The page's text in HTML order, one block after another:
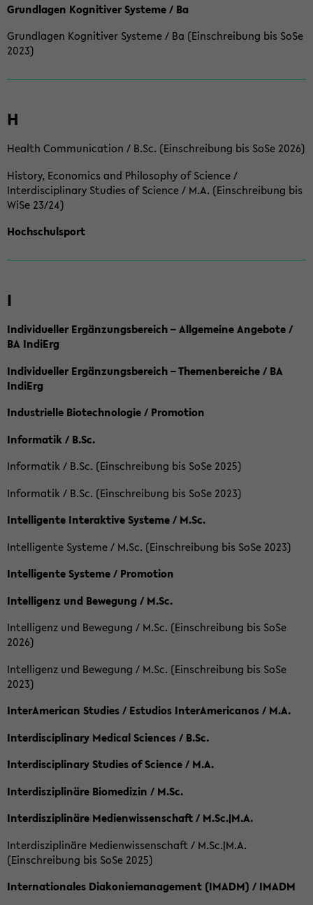
Grundlagen Kognitiver Systeme / Ba
Grundlagen Kognitiver Systeme / Ba (Einschreibung bis SoSe
2023)
H
Health Communication / B.Sc. (Einschreibung bis SoSe 2026)
History, Economics and Philosophy of Science /
Interdisciplinary Studies of Science / M.A. (Einschreibung bis
WiSe 23/24)
Hochschulsport
I
Individueller Ergänzungsbereich – Allgemeine Angebote /
BA IndiErg
Individueller Ergänzungsbereich – Themenbereiche / BA
IndiErg
Industrielle Biotechnologie / Promotion
Informatik / B.Sc.
Informatik / B.Sc. (Einschreibung bis SoSe 2025)
Informatik / B.Sc. (Einschreibung bis SoSe 2023)
Intelligente Interaktive Systeme / M.Sc.
Intelligente Systeme / M.Sc. (Einschreibung bis SoSe 2023)
Intelligente Systeme / Promotion
Intelligenz und Bewegung / M.Sc.
Intelligenz und Bewegung / M.Sc. (Einschreibung bis SoSe
2026)
Intelligenz und Bewegung / M.Sc. (Einschreibung bis SoSe
2023)
InterAmerican Studies / Estudios InterAmericanos / M.A.
Interdisciplinary Medical Sciences / B.Sc.
Interdisciplinary Studies of Science / M.A.
Interdisziplinäre Biomedizin / M.Sc.
Interdisziplinäre Medienwissenschaft / M.Sc.|M.A.
Interdisziplinäre Medienwissenschaft / M.Sc.|M.A.
(Einschreibung bis SoSe 2025)
Internationales Diakoniemanagement (IMADM) / IMADM